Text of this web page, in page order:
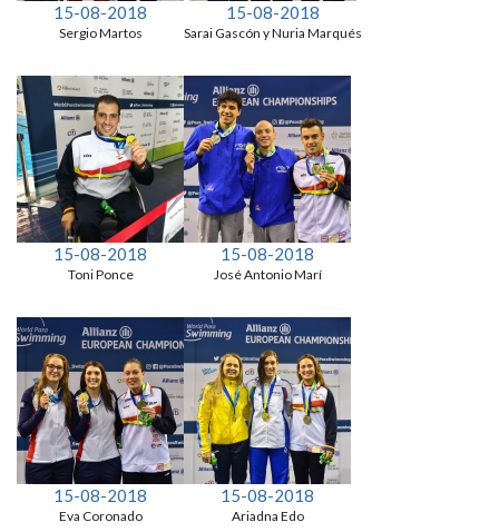
15-08-2018
Sergio Martos
15-08-2018
Sarai Gascón y Nuria Marqués
15-08-2018
Toni Ponce
15-08-2018
José Antonio Marí
15-08-2018
Eva Coronado
15-08-2018
Ariadna Edo